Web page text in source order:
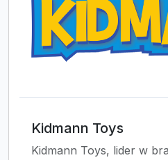
Kidmann Toys
Kidmann Toys, lider w